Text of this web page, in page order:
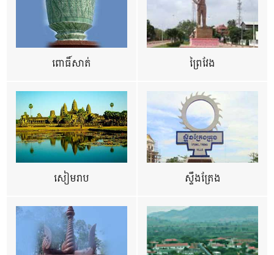
ពោធិ៍សាត់ ព្រៃវែង
សៀមរាប ស្ទឹងត្រែង